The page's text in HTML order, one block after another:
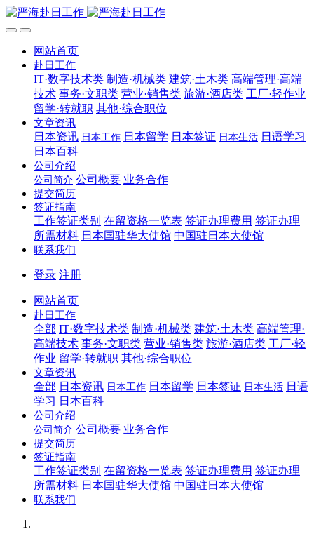
网站首页
赴日工作
IT·数字技术类 制造·机械类 建筑·土木类 高端管理·高端
技术 事务·文职类 营业·销售类 旅游·酒店类 工厂·轻作业
留学·转就职 其他·综合职位
文章资讯
日本资讯 日本工作 日本留学 日本签证 日本生活 日语学习
日本百科
公司介绍
公司简介 公司概要 业务合作
提交简历
签证指南
工作签证类别 在留资格一览表 签证办理费用 签证办理
所需材料 日本国驻华大使馆 中国驻日本大使馆
联系我们
登录 注册
网站首页
赴日工作
全部 IT·数字技术类 制造·机械类 建筑·土木类 高端管理·
高端技术 事务·文职类 营业·销售类 旅游·酒店类 工厂·轻
作业 留学·转就职 其他·综合职位
文章资讯
全部 日本资讯 日本工作 日本留学 日本签证 日本生活 日语
学习 日本百科
公司介绍
公司简介 公司概要 业务合作
提交简历
签证指南
工作签证类别 在留资格一览表 签证办理费用 签证办理
所需材料 日本国驻华大使馆 中国驻日本大使馆
联系我们